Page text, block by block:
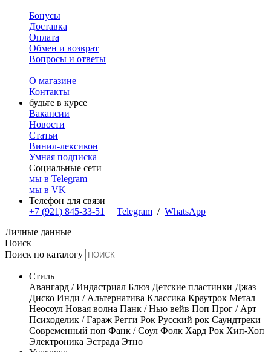
Бонусы
Доставка
Оплата
Обмен и возврат
Вопросы и ответы
О магазине
Контакты
будьте в курсе
Вакансии
Новости
Статьи
Винил-лексикон
Умная подписка
Социальные сети
мы в Telegram
мы в VK
Телефон для связи
+7 (921) 845-33-51
Telegram / WhatsApp
Личные данные
Поиск
Поиск по каталогу
Стиль
Авангард / Индастриал Блюз Детские пластинки Джаз
Диско Инди / Альтернатива Классика Краутрок Метал
Неосоул Новая волна Панк / Нью вейв Поп Прог / Арт
Психоделик / Гараж Регги Рок Русский рок Саундтреки
Современный поп Фанк / Соул Фолк Хард Рок Хип-Хоп
Электроника Эстрада Этно